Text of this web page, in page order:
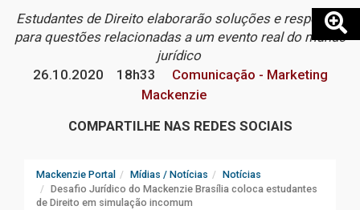
Estudantes de Direito elaborarão soluções e respostas
para questões relacionadas a um evento real do mundo
jurídico
26.10.2020
18h33
Comunicação - Marketing
Mackenzie
COMPARTILHE NAS REDES SOCIAIS
Mackenzie Portal Mídias / Notícias
Notícias
Desafio Jurídico do Mackenzie Brasília coloca estudantes
de Direito em simulação incomum